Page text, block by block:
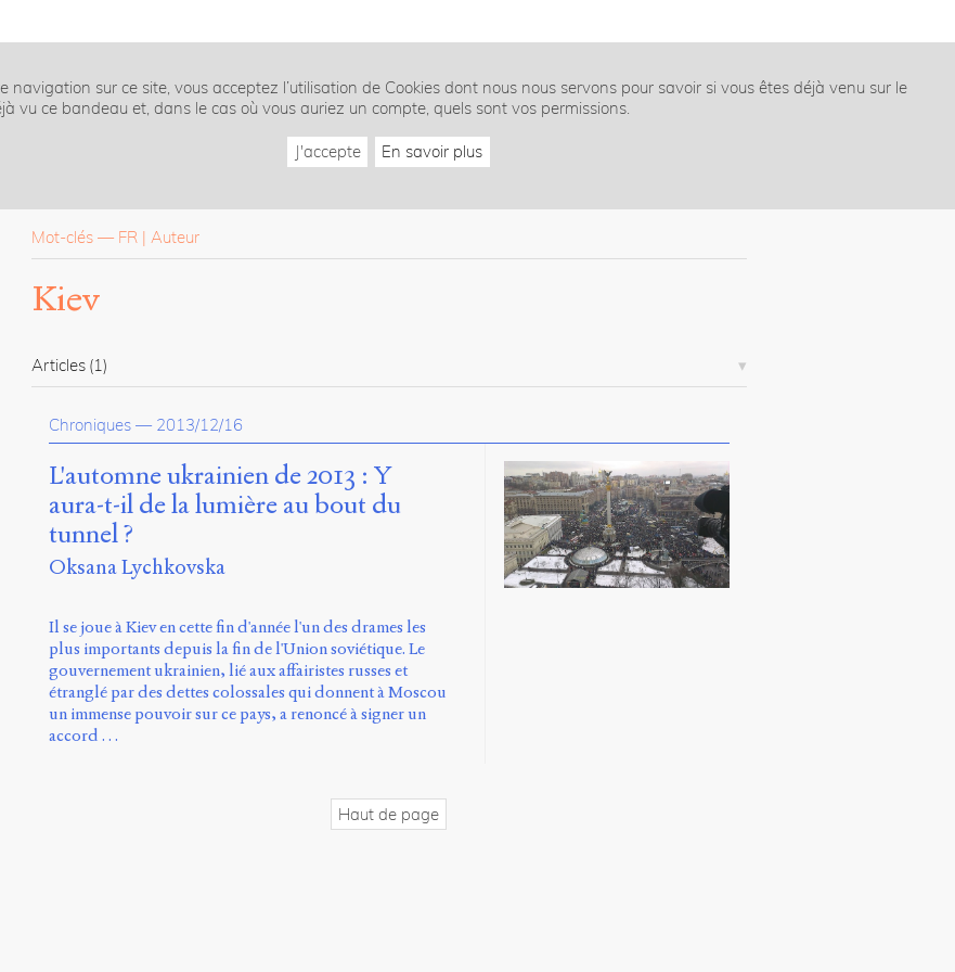
navigation sur ce site, vous acceptez l’utilisation de Cookies dont nous nous servons pour savoir si vous êtes déjà venu sur le
vu ce bandeau et, dans le cas où vous auriez un compte, quels sont vos permissions.
J'accepte En savoir plus
Mot-clés — FR Auteur
Kiev
Articles (1)
Chroniques — 2013/12/16
L'automne ukrainien de 2013 : Y
aura-t-il de la lumière au bout du
tunnel ?
Oksana Lychkovska
Il se joue à Kiev en cette fin d'année l'un des drames les
plus importants depuis la fin de l'Union soviétique. Le
gouvernement ukrainien, lié aux affairistes russes et
étranglé par des dettes colossales qui donnent à Moscou
un immense pouvoir sur ce pays, a renoncé à signer un
accord …
Haut de page